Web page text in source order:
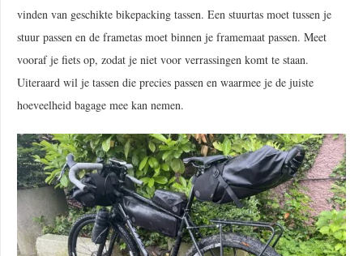
vinden van geschikte bikepacking tassen. Een stuurtas moet tussen je
stuur passen en de frametas moet binnen je framemaat passen. Meet
vooraf je fiets op, zodat je niet voor verrassingen komt te staan.
Uiteraard wil je tassen die precies passen en waarmee je de juiste
hoeveelheid bagage mee kan nemen.